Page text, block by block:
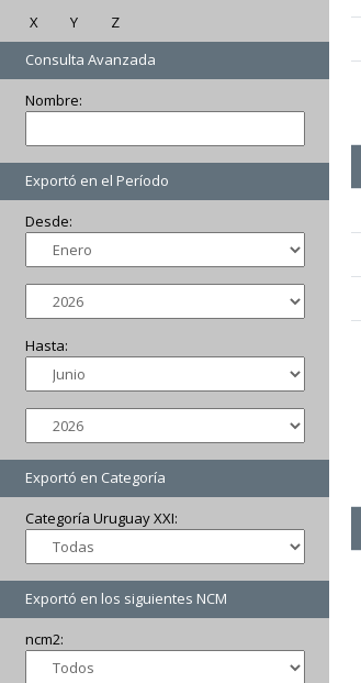
X
Y
Z
Consulta Avanzada
Nombre:
Exportó en el Período
Desde:
Hasta:
Exportó en Categoría
Categoría Uruguay XXI:
Exportó en los siguientes NCM
ncm2: